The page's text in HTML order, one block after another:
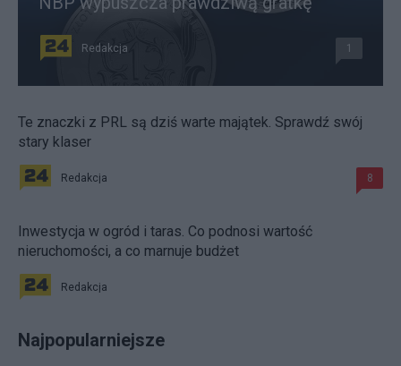
Redakcja 1
Te znaczki z PRL są dziś warte majątek. Sprawdź swój
stary klaser
Redakcja 8
Inwestycja w ogród i taras. Co podnosi wartość
nieruchomości, a co marnuje budżet
Redakcja
Najpopularniejsze